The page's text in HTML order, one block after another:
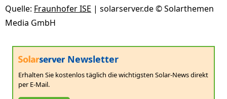
Quelle: Fraunhofer ISE | solarserver.de © Solarthemen
Media GmbH
Newsletter
Erhalten Sie kostenlos täglich die wichtigsten Solar-News direkt
per E-Mail.